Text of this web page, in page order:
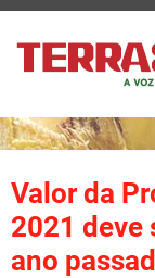
Valor da
2021 deve
ano